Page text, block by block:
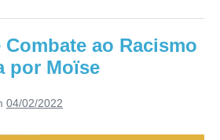
Combate ao Racismo
por Moïse
04/02/2022